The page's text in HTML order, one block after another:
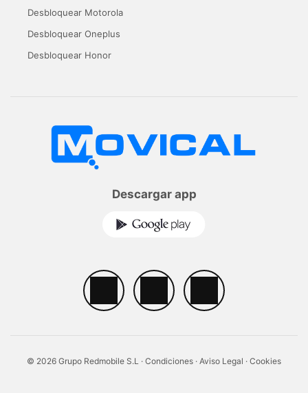
Desbloquear Motorola
Desbloquear Oneplus
Desbloquear Honor
Descargar app
© 2026 Grupo Redmobile S.L · Condiciones · Aviso Legal · Cookies